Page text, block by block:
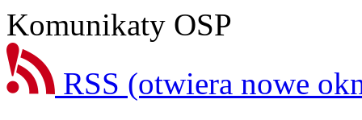
Komunikaty OSP
RSS (otwiera nowe